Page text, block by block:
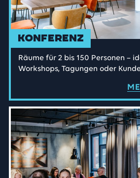
Konferenz
Räume für 2 bis 150 Personen –
Workshops, Tagungen oder